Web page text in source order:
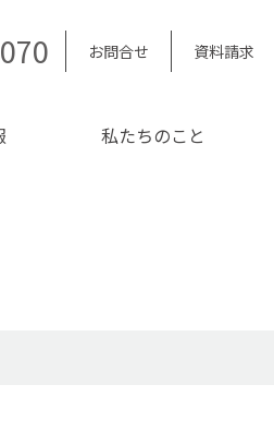
お問合せ 資料請求
私たちのこと